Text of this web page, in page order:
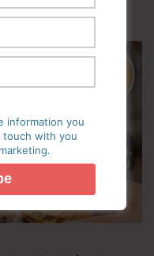
information you
touch with you